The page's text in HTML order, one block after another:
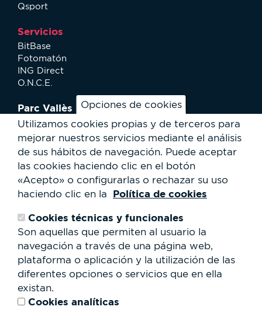
Opciones de cookies
Utilizamos cookies propias y de terceros para
mejorar nuestros servicios mediante el análisis
de sus hábitos de navegación. Puede aceptar
las cookies haciendo clic en el botón
«Acepto» o configurarlas o rechazar su uso
haciendo clic en la
Política de cookies
Cookies técnicas y funcionales
Son aquellas que permiten al usuario la
navegación a través de una página web,
plataforma o aplicación y la utilización de las
diferentes opciones o servicios que en ella
existan.
Cookies analíticas
Qsport
Servicios
BitBase
Fotomatón
ING Direct
O.N.C.E.
Parc Vallès
¿Cómo llegar?
Mapa
Actividades
Servicios al usuario
Club Staff
¿Quiénes somos?
Trabaja con nosotros
Cesión de espacios
RSC
Formulario
de
búsqueda
Buscar